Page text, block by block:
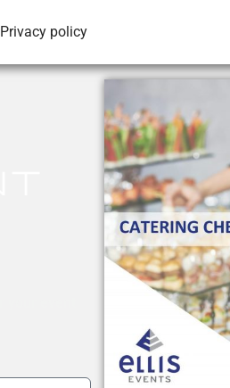
Privacy policy